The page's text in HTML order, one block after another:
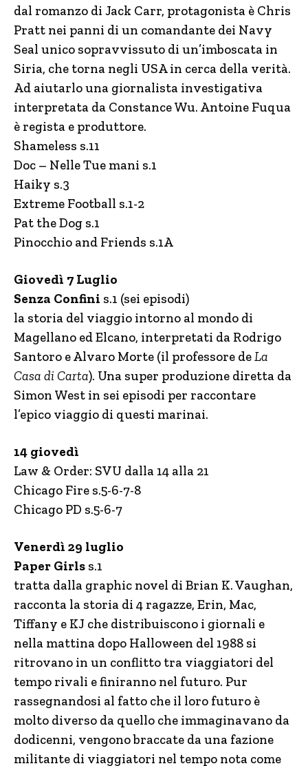
dal romanzo di Jack Carr, protagonista è Chris
Pratt nei panni di un comandante dei Navy
Seal unico sopravvissuto di un’imboscata in
Siria, che torna negli USA in cerca della verità.
Ad aiutarlo una giornalista investigativa
interpretata da Constance Wu. Antoine Fuqua
è regista e produttore.
Shameless s.11
Doc – Nelle Tue mani s.1
Haiky s.3
Extreme Football s.1-2
Pat the Dog s.1
Pinocchio and Friends s.1A
Giovedì 7 Luglio
Senza Confini s.1 (sei episodi)
la storia del viaggio intorno al mondo di
Magellano ed Elcano, interpretati da Rodrigo
Santoro e Alvaro Morte (il professore deLa
Casa di Carta). Una super produzione diretta da
Simon West in sei episodi per raccontare
l’epico viaggio di questi marinai.
14 giovedì
Law & Order: SVU dalla 14 alla 21
Chicago Fire s.5-6-7-8
Chicago PD s.5-6-7
Venerdì 29 luglio
Paper Girls s.1
tratta dalla graphic novel di Brian K. Vaughan,
racconta la storia di 4 ragazze, Erin, Mac,
Tiffany e KJ che distribuiscono i giornali e
nella mattina dopo Halloween del 1988 si
ritrovano in un conflitto tra viaggiatori del
tempo rivali e finiranno nel futuro. Pur
rassegnandosi al fatto che il loro futuro è
molto diverso da quello che immaginavano da
dodicenni, vengono braccate da una fazione
militante di viaggiatori nel tempo nota come